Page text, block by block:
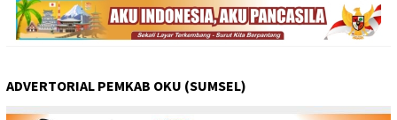
ADVERTORIAL PEMKAB OKU (SUMSEL)